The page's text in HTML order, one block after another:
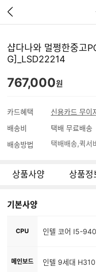
이
지
가
샵다나와 멀쩡한중
G]_LSD22214
767,000원
카드혜택
신용카드 무이
배송비
택배 무료배송
배송방법
택배배송 퀵서
상품사양 상품정
기본사양
CPU 인텔 코어 I5-
메인보드 인텔 9세대 H310